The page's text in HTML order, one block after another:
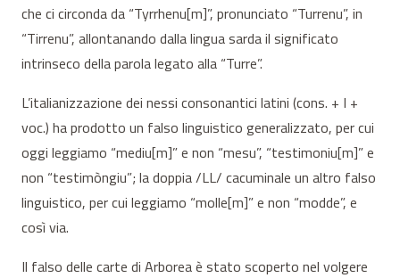
che ci circonda da “Tyrrhenu[m]”, pronunciato “Turrenu”, in
“Tirrenu”, allontanando dalla lingua sarda il significato
intrinseco della parola legato alla “Turre”.
L’italianizzazione dei nessi consonantici latini (cons. + I +
voc.) ha prodotto un falso linguistico generalizzato, per cui
oggi leggiamo “mediu[m]” e non “mesu”, “testimoniu[m]” e
non “testimòngiu”; la doppia /LL/ cacuminale un altro falso
linguistico, per cui leggiamo “molle[m]” e non “modde”, e
così via.
Il falso delle carte di Arborea è stato scoperto nel volgere